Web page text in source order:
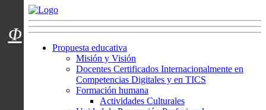
Menú usuarios
Propuesta educativa
Misión y Visión
Docentes Certificados Internacionalmente en
Competencias Digitales y en TICS
Formación humana
Actividades Culturales
Φ